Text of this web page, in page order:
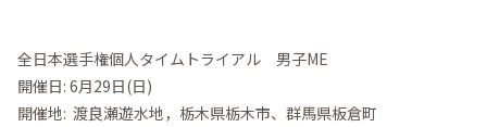
全日本選手権個人タイムトライアル 男子ME
開催日: 6月29日(日)
開催地: 渡良瀬遊水地，栃木県栃木市、群馬県板倉町